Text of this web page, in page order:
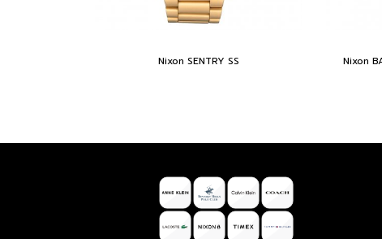
Nixon SENTRY SS Nixon